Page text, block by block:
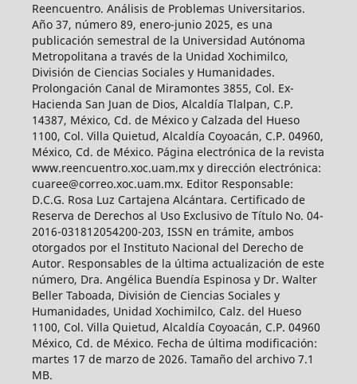
Reencuentro. Análisis de Problemas Universitarios.
Año 37, número 89, enero-junio 2025, es una
publicación semestral de la Universidad Autónoma
Metropolitana a través de la Unidad Xochimilco,
División de Ciencias Sociales y Humanidades.
Prolongación Canal de Miramontes 3855, Col. Ex-
Hacienda San Juan de Dios, Alcaldía Tlalpan, C.P.
14387, México, Cd. de México y Calzada del Hueso
1100, Col. Villa Quietud, Alcaldía Coyoacán, C.P. 04960,
México, Cd. de México. Página electrónica de la revista
www.reencuentro.xoc.uam.mx y dirección electrónica:
cuaree@correo.xoc.uam.mx. Editor Responsable:
D.C.G. Rosa Luz Cartajena Alcántara. Certificado de
Reserva de Derechos al Uso Exclusivo de Título No. 04-
2016-031812054200-203, ISSN en trámite, ambos
otorgados por el Instituto Nacional del Derecho de
Autor. Responsables de la última actualización de este
número, Dra. Angélica Buendía Espinosa y Dr. Walter
Beller Taboada, División de Ciencias Sociales y
Humanidades, Unidad Xochimilco, Calz. del Hueso
1100, Col. Villa Quietud, Alcaldía Coyoacán, C.P. 04960
México, Cd. de México. Fecha de última modificación:
martes 17 de marzo de 2026. Tamaño del archivo 7.1
MB.